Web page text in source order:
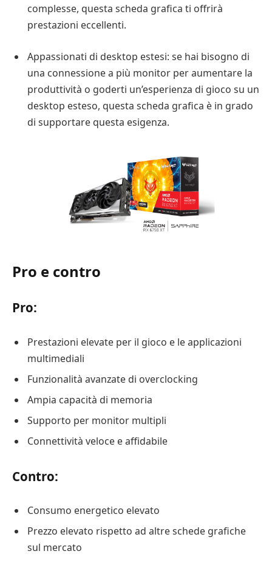
complesse, questa scheda grafica ti offrirà
prestazioni eccellenti.
Appassionati di desktop estesi: se hai bisogno di
una connessione a più monitor per aumentare la
produttività o goderti un’esperienza di gioco su un
desktop esteso, questa scheda grafica è in grado
di supportare questa esigenza.
Pro e contro
Pro:
Prestazioni elevate per il gioco e le applicazioni
multimediali
Funzionalità avanzate di overclocking
Ampia capacità di memoria
Supporto per monitor multipli
Connettività veloce e affidabile
Contro:
Consumo energetico elevato
Prezzo elevato rispetto ad altre schede grafiche
sul mercato